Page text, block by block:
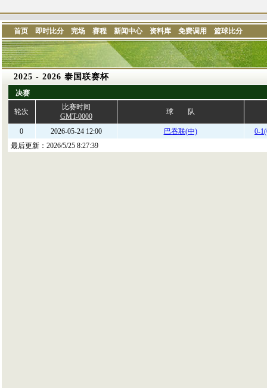
首页 即时比分 完场 赛程 新闻中心 资料库 免费调用 篮球比分
2025 - 2026 泰国联赛杯
决赛
轮次
比赛时间
GMT-0000
球 队
0 2026-05-24 12:00 巴吞联(中)
0-
最后更新： 2026/5/25 8:27:39